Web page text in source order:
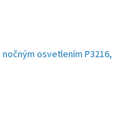
osvetlením P3216,